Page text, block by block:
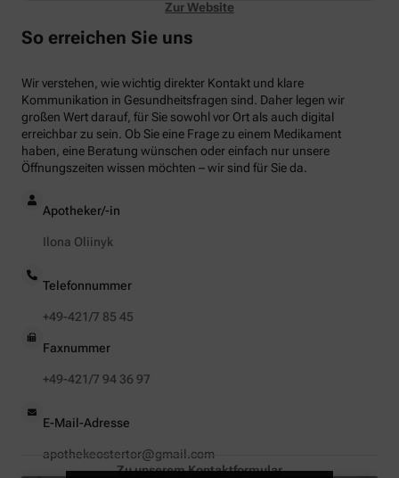
Zur Website
So erreichen Sie uns
Wir verstehen, wie wichtig direkter Kontakt und klare
Kommunikation in Gesundheitsfragen sind. Daher legen wir
großen Wert darauf, für Sie sowohl vor Ort als auch digital
erreichbar zu sein. Ob Sie eine Frage zu einem Medikament
haben, eine Beratung wünschen oder einfach nur unsere
Öffnungszeiten wissen möchten – wir sind für Sie da.
Apotheker/-in
Ilona Oliinyk
Telefonnummer
+49-421/7 85 45
Faxnummer
+49-421/7 94 36 97
E-Mail-Adresse
apothekeostertor@gmail.com
Zu unserem Kontaktformular